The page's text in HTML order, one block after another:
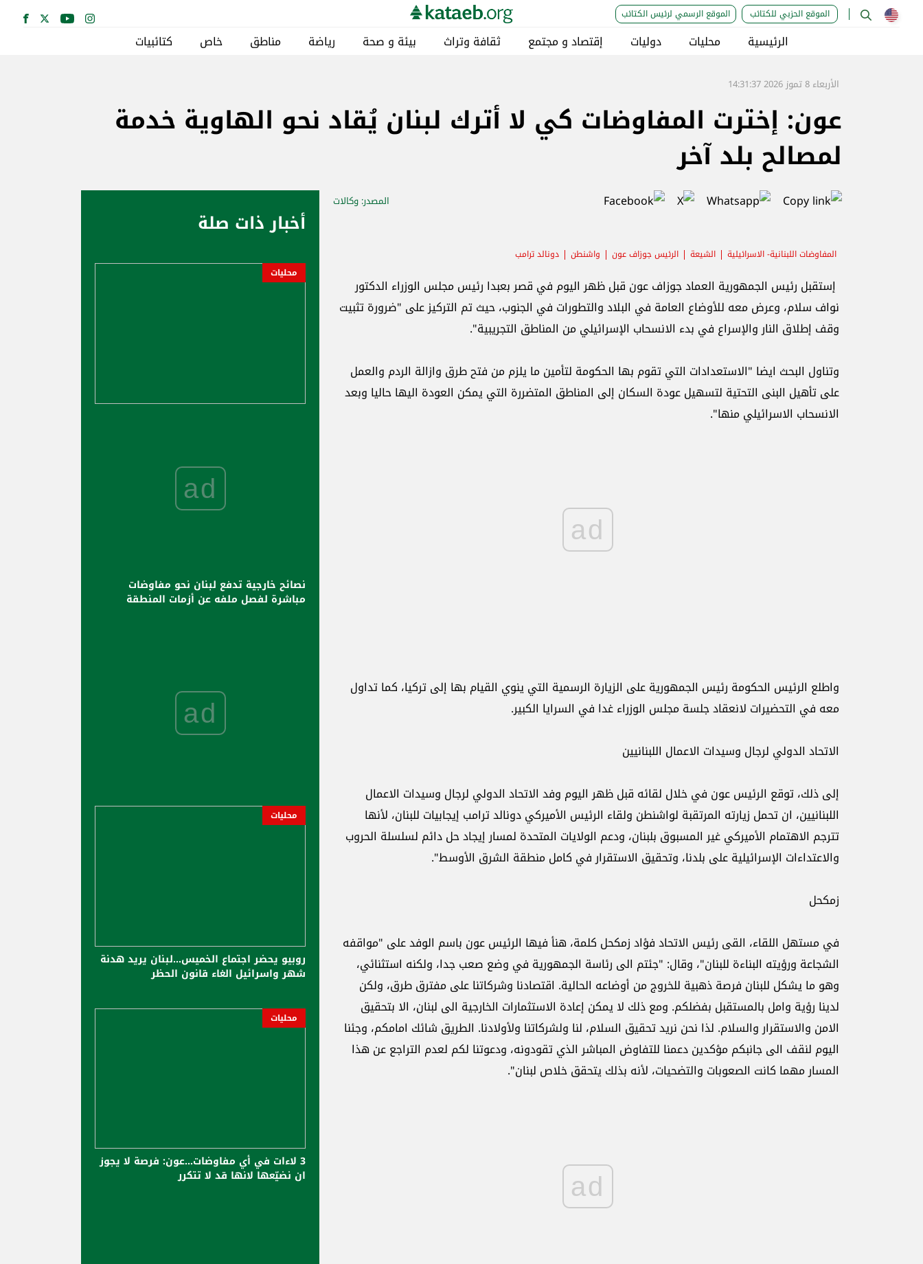
الموقع الحزبي للكتائب الموقع الرسمي لرئيس الكتائب
الرئيسية محليات دوليات إقتصاد و مجتمع ثقافة وتراث بيئة و صحة رياضة مناطق خاص كتائبيات
الأربعاء 8 تموز 2026 14:31:37
عون: إخترت المفاوضات كي لا أترك لبنان يُقاد نحو الهاوية خدمة
لمصالح بلد آخر
المصدر: وكالات
المفاوضات اللبنانية- الاسرائيلية الشيعة الرئيس جوزاف عون واشنطن دونالد ترامب
إستقبل رئيس الجمهورية العماد جوزاف عون قبل ظهر اليوم في قصر بعبدا رئيس مجلس الوزراء الدكتور
نواف سلام، وعرض معه للأوضاع العامة في البلاد والتطورات في الجنوب، حيث تم التركيز على "ضرورة تثبيت
وقف إطلاق النار والإسراع في بدء الانسحاب الإسرائيلي من المناطق التجريبية".
وتناول البحث ايضا "الاستعدادات التي تقوم بها الحكومة لتأمين ما يلزم من فتح طرق وازالة الردم والعمل
على تأهيل البنى التحتية لتسهيل عودة السكان إلى المناطق المتضررة التي يمكن العودة اليها حاليا وبعد
الانسحاب الاسرائيلي منها".
ad
واطلع الرئيس الحكومة رئيس الجمهورية على الزيارة الرسمية التي ينوي القيام بها إلى تركيا، كما تداول
معه في التحضيرات لانعقاد جلسة مجلس الوزراء غدا في السرايا الكبير.
الاتحاد الدولي لرجال وسيدات الاعمال اللبنانيين
إلى ذلك، توقع الرئيس عون في خلال لقائه قبل ظهر اليوم وفد الاتحاد الدولي لرجال وسيدات الاعمال
اللبنانيين، ان تحمل زيارته المرتقبة لواشنطن ولقاء الرئيس الأميركي دونالد ترامب إيجابيات للبنان، لأنها
تترجم الاهتمام الأميركي غير المسبوق بلبنان، ودعم الولايات المتحدة لمسار إيجاد حل دائم لسلسلة الحروب
والاعتداءات الإسرائيلية على بلدنا، وتحقيق الاستقرار في كامل منطقة الشرق الأوسط".
زمكحل
في مستهل اللقاء، القى رئيس الاتحاد فؤاد زمكحل كلمة، هنأ فيها الرئيس عون باسم الوفد على "مواقفه
الشجاعة ورؤيته البناءة للبنان"، وقال: "جئتم الى رئاسة الجمهورية في وضع صعب جدا، ولكنه استثنائي،
وهو ما يشكل للبنان فرصة ذهبية للخروج من أوضاعه الحالية. اقتصادنا وشركاتنا على مفترق طرق، ولكن
لدينا رؤية وامل بالمستقبل بفضلكم. ومع ذلك لا يمكن إعادة الاستثمارات الخارجية الى لبنان، الا بتحقيق
الامن والاستقرار والسلام. لذا نحن نريد تحقيق السلام، لنا ولشركاتنا ولأولادنا. الطريق شائك امامكم، وجئنا
اليوم لنقف الى جانبكم مؤكدين دعمنا للتفاوض المباشر الذي تقودونه، ودعوتنا لكم لعدم التراجع عن هذا
المسار مهما كانت الصعوبات والتضحيات، لأنه بذلك يتحقق خلاص لبنان".
ad
أخبار ذات صلة
محليات
ad
نصائح خارجية تدفع لبنان نحو مفاوضات
مباشرة لفصل ملفه عن أزمات المنطقة
ad
محليات
روبيو يحضر اجتماع الخميس...لبنان يريد هدنة
شهر واسرائيل الغاء قانون الحظر
محليات
3 لاءات في أي مفاوضات...عون: فرصة لا يجوز
ان نضيّعها لانها قد لا تتكرر